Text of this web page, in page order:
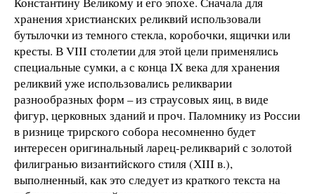
хранения христианских реликвий использовали
бутылочки из темного стекла, коробочки, ящички или
кресты. В VIII столетии для этой цели применялись
специальные сумки, а с конца IX века для хранения
реликвий уже использовались реликварии
разнообразных форм – из страусовых яиц, в виде
фигур, церковных зданий и проч. Паломнику из России
в ризнице трирского собора несомненно будет
интересен оригинальный ларец-реликварий с золотой
филигранью византийского стиля (ХIII в.),
выполненный, как это следует из краткого текста на